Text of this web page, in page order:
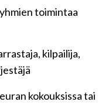
toimintaa
kilpailija,
kokouksissa tai